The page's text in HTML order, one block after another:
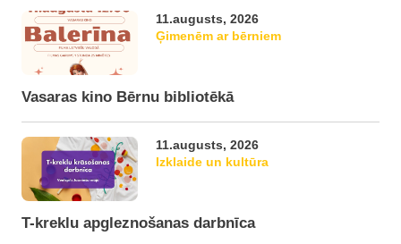
11.augusts, 2026
Ģimenēm ar bērniem
Vasaras kino Bērnu bibliotēkā
11.augusts, 2026
Izklaide un kultūra
T-kreklu apgleznošanas darbnīca